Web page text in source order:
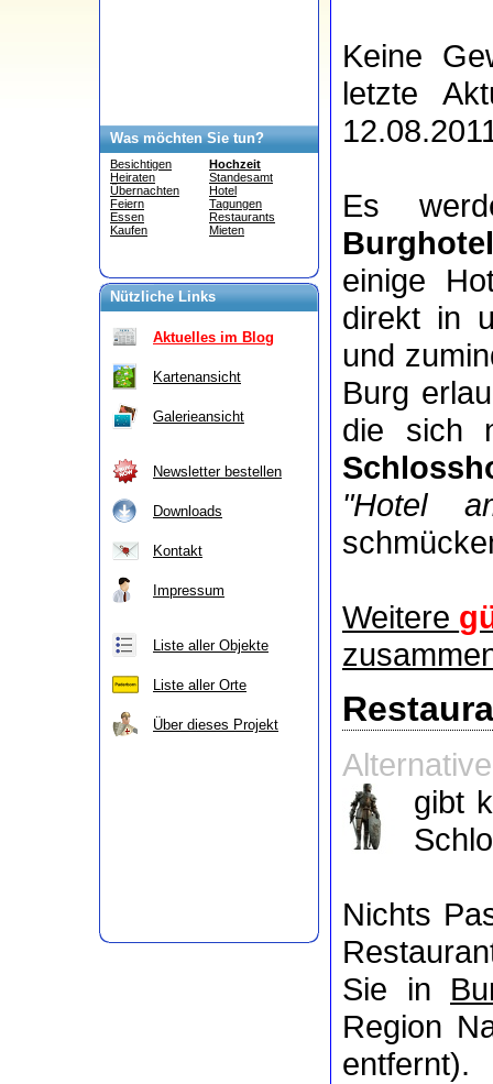
Was möchten Sie tun?
Besichtigen
Heiraten
Übernachten
Feiern
Essen
Kaufen
Hochzeit
Standesamt
Hotel
Tagungen
Restaurants
Mieten
Nützliche Links
Aktuelles im Blog
Kartenansicht
Galerieansicht
Newsletter bestellen
Downloads
Kontakt
Impressum
Liste aller Objekte
Liste aller Orte
Über dieses Projekt
Keine
letzte
Es
einige
direkt in
und
Burg
die sich
"Hotel
Weitere
gibt
Nichts
Sie in
Region
entfernt).